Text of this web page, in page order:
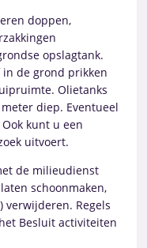
doppen,
opslagtank.
de grond prikken
Olietanks
diep. Eventueel
kunt u een
uitvoert.
de milieudienst
schoonmaken,
Regels
Besluit activiteiten